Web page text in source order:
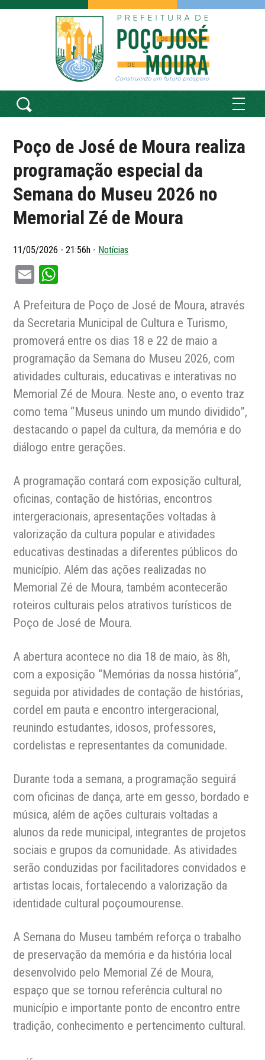
Poço de José de Moura realiza
programação especial da
Semana do Museu 2026 no
Memorial Zé de Moura
11/05/2026 - 21:56h - Notícias
Email
A Prefeitura de Poço de José de Moura, através
da Secretaria Municipal de Cultura e Turismo,
promoverá entre os dias 18 e 22 de maio a
programação da Semana do Museu 2026, com
atividades culturais, educativas e interativas no
Memorial Zé de Moura. Neste ano, o evento traz
como tema “Museus unindo um mundo dividido”,
destacando o papel da cultura, da memória e do
diálogo entre gerações.
A programação contará com exposição cultural,
oficinas, contação de histórias, encontros
intergeracionais, apresentações voltadas à
valorização da cultura popular e atividades
educativas destinadas a diferentes públicos do
município. Além das ações realizadas no
Memorial Zé de Moura, também acontecerão
roteiros culturais pelos atrativos turísticos de
Poço de José de Moura.
A abertura acontece no dia 18 de maio, às 8h,
com a exposição “Memórias da nossa história”,
seguida por atividades de contação de histórias,
cordel em pauta e encontro intergeracional,
reunindo estudantes, idosos, professores,
cordelistas e representantes da comunidade.
Durante toda a semana, a programação seguirá
com oficinas de dança, arte em gesso, bordado e
música, além de ações culturais voltadas a
alunos da rede municipal, integrantes de projetos
sociais e grupos da comunidade. As atividades
serão conduzidas por facilitadores convidados e
artistas locais, fortalecendo a valorização da
identidade cultural poçoumourense.
A Semana do Museu também reforça o trabalho
de preservação da memória e da história local
desenvolvido pelo Memorial Zé de Moura,
espaço que se tornou referência cultural no
município e importante ponto de encontro entre
tradição, conhecimento e pertencimento cultural.